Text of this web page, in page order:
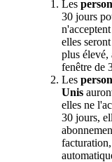
Les
30 jours
elles
plus élevé,
fenêtre de
Les
Unis
elles ne
30 jours,